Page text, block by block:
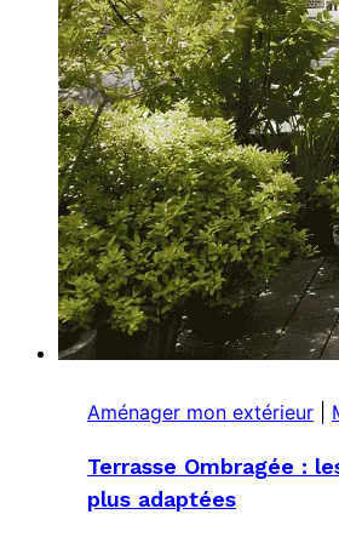
Aménager mon extérieur
Terrasse Ombragée :
plus adaptées